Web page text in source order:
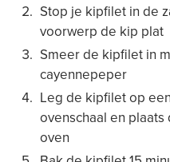
Stop je kipfilet in de
voorwerp de kip plat
Smeer de kipfilet in
cayennepeper
Leg de kipfilet op
ovenschaal en
oven